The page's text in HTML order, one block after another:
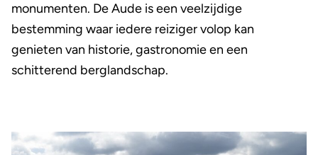
monumenten. De Aude is een veelzijdige
bestemming waar iedere reiziger volop kan
genieten van historie, gastronomie en een
schitterend berglandschap.